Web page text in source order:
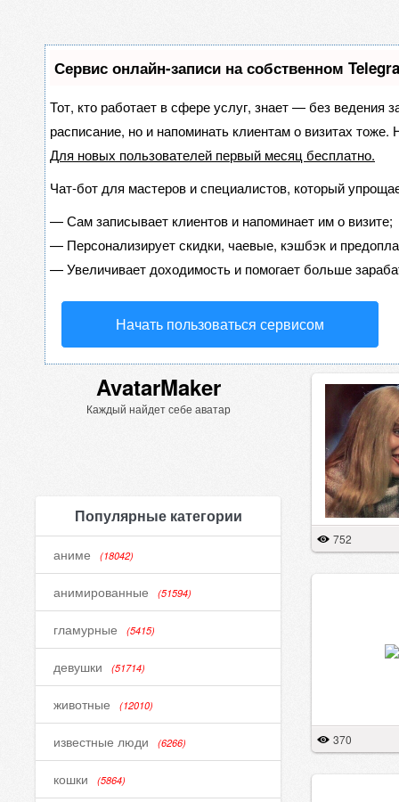
Сервис онлайн-записи на собственном
Тот, кто работает в сфере услуг, знает — без ведения
расписание, но и напоминать клиентам о визитах
Для новых пользователей первый месяц бесплатно.
Чат-бот для мастеров и специалистов, который
—Сам записывает клиентов и напоминает им о визите;
— Персонализирует скидки, чаевые, кэшбэк и
—Увеличивает доходимость и помогает больше
Начать пользоваться сервисом
AvatarMaker
Каждый найдет себе аватар
Популярные категории
аниме (18042)
анимированные (51594)
гламурные (5415)
девушки (51714)
животные (12010)
известные люди (6266)
кошки (5864)
752
370